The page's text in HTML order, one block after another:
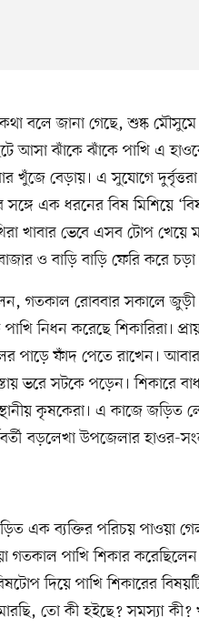
বলে জানা গেছে, শুষ্ক
আসা ঝাঁকে ঝাঁকে পাখি এ
খুঁজে বেড়ায়। এ সুযোগে
এক ধরনের বিষ মিশিয়ে
খাবার ভেবে এসব টোপ খেয়ে
ও বাড়ি বাড়ি ফেরি করে চড়া
গতকাল রোববার সকালে
নিধন করেছে শিকারিরা।
পাড়ে ফাঁদ পেতে রাখেন।
ভরে সটকে পড়েন। শিকারে
কৃষকেরা। এ কাজে জড়িত
বড়লেখা উপজেলার হাওর-
এক ব্যক্তির পরিচয় পাওয়া
গতকাল পাখি শিকার
দিয়ে পাখি শিকারের
মারছি, তো কী হইছে? সমস্যা